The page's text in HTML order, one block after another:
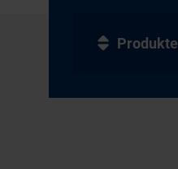
Produkte